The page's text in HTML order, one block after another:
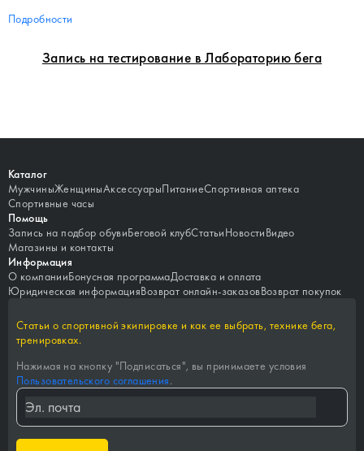
Запись на тестирование в Лабораторию бега
Подробности
Каталог
МужчиныЖенщиныАксессуарыПитаниеСпортивная аптека
Спортивные часы
Помощь
Запись на подбор обувиБеговой клубСтатьиНовостиВидео
Магазины и контакты
Информация
О компанииБонусная программаДоставка и оплата
Юридическая информацияВозврат онлайн-заказовВозврат покупок
Статьи о спортивной экипировке и как ее выбрать, технике бега,
тренировках.
Нажимая на кнопку "Подписаться", вы принимаете условия
Пользовательского соглашения.